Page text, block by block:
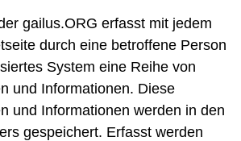
gailus.ORG erfasst mit jedem
durch eine betroffene Person
System eine Reihe von
und Informationen. Diese
und Informationen werden in den
gespeichert. Erfasst werden